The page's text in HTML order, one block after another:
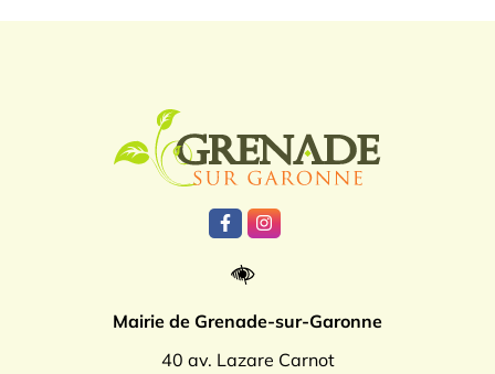
Lien vers le compte Facebook
Lien vers le compte
Mairie de Grenade-sur-Garonne
40 av. Lazare Carnot